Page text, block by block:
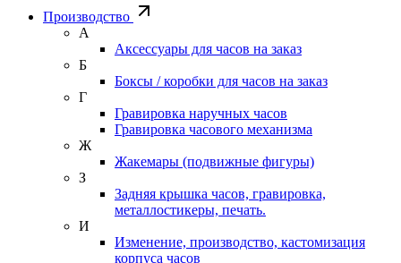
Производство
А
Аксессуары для часов на заказ
Б
Боксы / коробки для часов на заказ
Г
Гравировка наручных часов
Гравировка часового механизма
Ж
Жакемары (подвижные фигуры)
З
Задняя крышка часов, гравировка,
металлостикеры, печать.
И
Изменение, производство, кастомизация
корпуса часов